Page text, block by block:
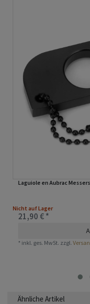
Laguiole en Aubrac
Nicht auf Lager
21,90 € *
* inkl. ges. MwSt. zzgl.
Ähnliche Artikel